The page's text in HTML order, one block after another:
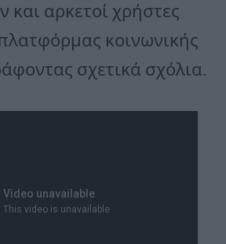
και αρκετοί χρήστες
κοινωνικής
σχετικά σχόλια.